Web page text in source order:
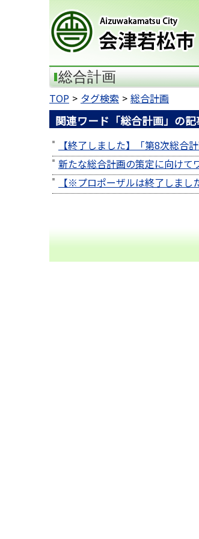
総合計画
TOP タグ検索 総合計画
関連ワード「総合計画」の
【終了しました】「第8次総
新たな総合計画の策定に向けて
【※プロポーザルは終了しま